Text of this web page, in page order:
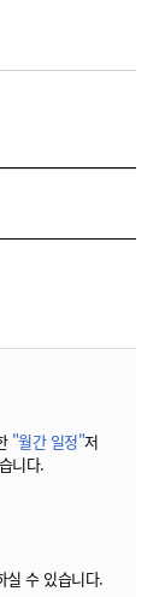
"월간 일정"저
니다.
실 수 있습니다.